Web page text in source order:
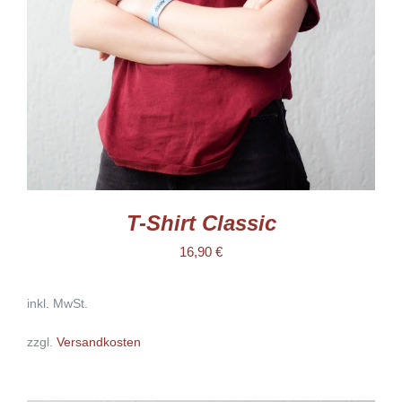
AUF.
OPTIONEN
KÖNNEN
AUF
DER
PRODUKTSEITE
GEWÄHLT
WERDEN
T-Shirt Classic
16,90 €
inkl. MwSt.
zzgl. Versandkosten